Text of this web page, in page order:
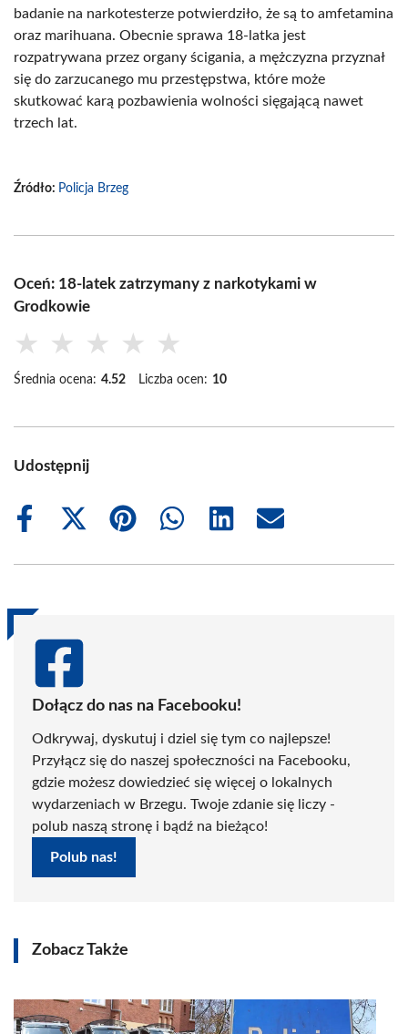
badanie na narkotesterze potwierdziło, że są to amfetamina
oraz marihuana. Obecnie sprawa 18-latka jest
rozpatrywana przez organy ścigania, a mężczyzna przyznał
się do zarzucanego mu przestępstwa, które może
skutkować karą pozbawienia wolności sięgającą nawet
trzech lat.
Źródło: Policja Brzeg
Oceń: 18-latek zatrzymany z narkotykami w
Grodkowie
★ ★ ★ ★ ★
Średnia ocena: 4.52 Liczba ocen: 10
Udostępnij
Share
Share
(Twitter)
Share
Share
Share
Share
Dołącz do nas na Facebooku!
Odkrywaj, dyskutuj i dziel się tym co najlepsze!
Przyłącz się do naszej społeczności na Facebooku,
gdzie możesz dowiedzieć się więcej o lokalnych
wydarzeniach w Brzegu. Twoje zdanie się liczy -
polub naszą stronę i bądź na bieżąco!
Polub nas!
Zobacz Także